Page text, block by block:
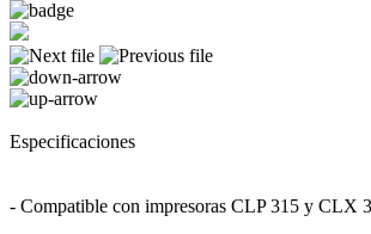
Especificaciones
- Compatible con impresoras CLP 315 y CLX